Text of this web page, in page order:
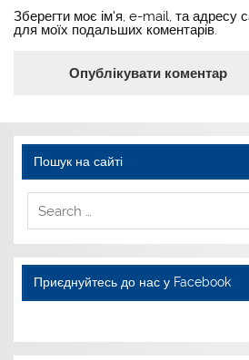
Зберегти моє ім'я, e-mail, та адресу
для моїх подальших коментарів.
Пошук на сайті
Приєднуйтесь до нас у Facebook